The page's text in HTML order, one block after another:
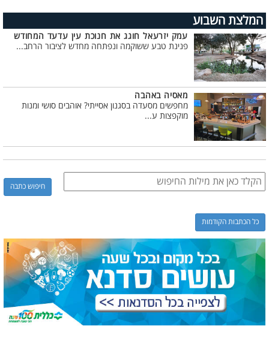
המלצת השבוע
עמק יזרעאל חוגג את חנוכת עין עדעד המחודש
פנינת טבע ששוקמה ונפתחה מחדש לציבור הרחב...
מאסיה באהבה
מחפשים מסעדה בסגנון אסייתי? אוהבים סושי ומנות
מוקפצות ע...
כל הכתבות הקודמות